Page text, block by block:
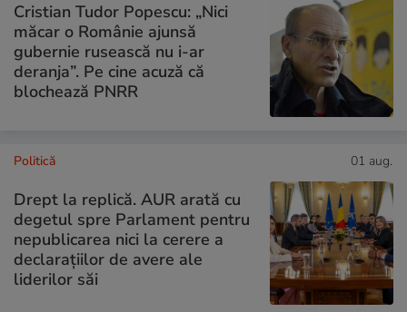
Cristian Tudor Popescu: „Nici
măcar o Românie ajunsă
gubernie rusească nu i-ar
deranja”. Pe cine acuză că
blochează PNRR
Politică 01 aug.
Drept la replică. AUR arată cu
degetul spre Parlament pentru
nepublicarea nici la cerere a
declarațiilor de avere ale
liderilor săi